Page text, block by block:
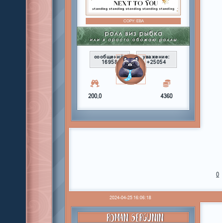
COPY:ЕВА
сообщений:
16958
уважение:
+25054
200,0 4360
0
2024-04-25 16:06:18
ROMAN SERGUNIN